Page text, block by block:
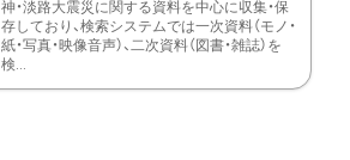
神・淡路大震災に関する資料を中心に収集・保
存しており、検索システムでは一次資料（モノ・
紙・写真・映像音声）、二次資料（図書・雑誌）を
検...